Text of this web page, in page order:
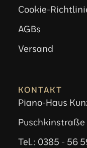
Cookie-
AGBs
Versand
KONTAKT
Piano-Haus
Puschkinstraße
Tel.: 0385 - 56